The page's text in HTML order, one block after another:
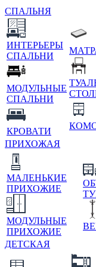
СПАЛЬНЯ
ИНТЕРЬЕРЫ
СПАЛЬНИ
МОДУЛЬНЫЕ
СПАЛЬНИ
КРОВАТИ
ПРИХОЖАЯ
МАЛЕНЬКИЕ
ПРИХОЖИЕ
МОДУЛЬНЫЕ
ПРИХОЖИЕ
ДЕТСКАЯ